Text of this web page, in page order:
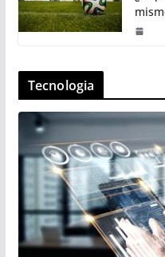
Tecnologia